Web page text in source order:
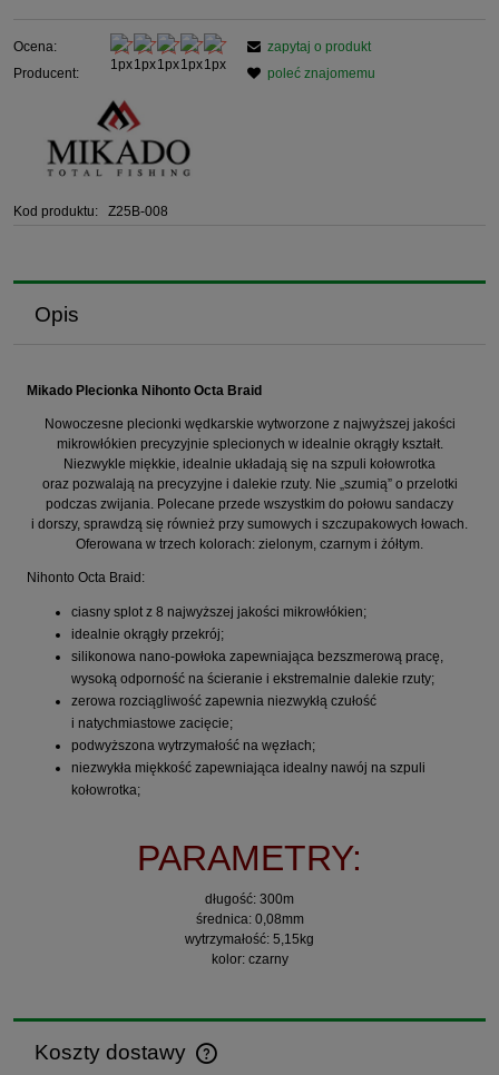
Ocena:
Producent:
Kod produktu: Z25B-008
zapytaj o produkt
poleć znajomemu
Opis
Mikado Plecionka Nihonto Octa Braid
Nowoczesne plecionki wędkarskie wytworzone z najwyższej jakości
mikrowłókien precyzyjnie splecionych w idealnie okrągły kształt.
Niezwykle miękkie, idealnie układają się na szpuli kołowrotka
oraz pozwalają na precyzyjne i dalekie rzuty. Nie „szumią” o przelotki
podczas zwijania. Polecane przede wszystkim do połowu sandaczy
i dorszy, sprawdzą się również przy sumowych i szczupakowych łowach.
Oferowana w trzech kolorach: zielonym, czarnym i żółtym.
Nihonto Octa Braid:
ciasny splot z 8 najwyższej jakości mikrowłókien;
idealnie okrągły przekrój;
silikonowa nano-powłoka zapewniająca bezszmerową pracę,
wysoką odporność na ścieranie i ekstremalnie dalekie rzuty;
zerowa rozciągliwość zapewnia niezwykłą czułość
i natychmiastowe zacięcie;
podwyższona wytrzymałość na węzłach;
niezwykła miękkość zapewniająca idealny nawój na szpuli
kołowrotka;
PARAMETRY:
długość: 300m
średnica: 0,08mm
wytrzymałość: 5,15kg
kolor: czarny
Koszty dostawy
Cena nie zawiera ewentualnych kosztów płatności